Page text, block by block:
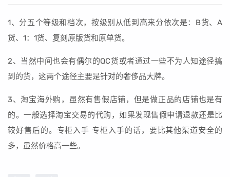
1、分五个等级和档次，按级别从低到高来分依次是：B货、A
货、1：1货、复刻原版货和原单货。
2、当然中间也会有偶尔的QC货或者通过一些不为人知途径搞
到的货，这两个途径主要是针对的奢侈品大牌。
3、淘宝海外购，虽然有售假店铺，但是做正品的店铺也是有
的。一般选择淘宝交易的代购，如果发现售假申请退款还是比
较好售后的。专柜入手 专柜入手的话，要比其他渠道安全的
多，虽然价格高一些。